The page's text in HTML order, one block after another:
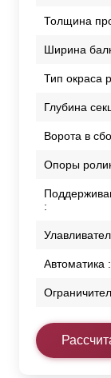
Толщина
Ширина
Тип окраса
Глубина
Ворота в
Опоры
:
Автоматика :